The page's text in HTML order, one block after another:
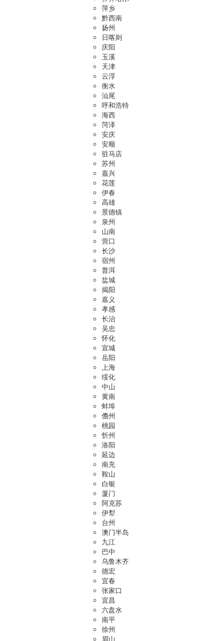
萍乡
黔西南
扬州
日喀则
庆阳
玉溪
天津
云浮
衡水
汕尾
呼和浩特
海西
菏泽
安庆
安顺
驻马店
苏州
嘉兴
花莲
伊春
高雄
景德镇
泉州
山南
营口
长沙
宿州
普洱
盐城
揭阳
嘉义
孝感
长治
吴忠
怀化
宣城
岳阳
上海
绥化
中山
黄南
蚌埠
儋州
桃园
忻州
洛阳
延边
南充
鞍山
白银
厦门
阿克苏
伊犁
台州
澳门半岛
九江
巴中
乌鲁木齐
德宏
宜春
张家口
宜昌
六盘水
南平
徐州
眉山